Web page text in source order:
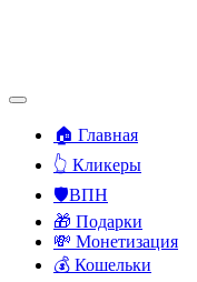
🏠 Главная
👆 Кликеры
🛡️ВПН
🎁 Подарки
💸 Монетизация
💰 Кошельки